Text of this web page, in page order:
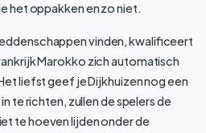
het oppakken en zo niet.
vinden, kwalificeert
Marokko zich automatisch
liefst geef je Dijkhuizen nog een
te richten, zullen de spelers de
te hoeven lijden onder de